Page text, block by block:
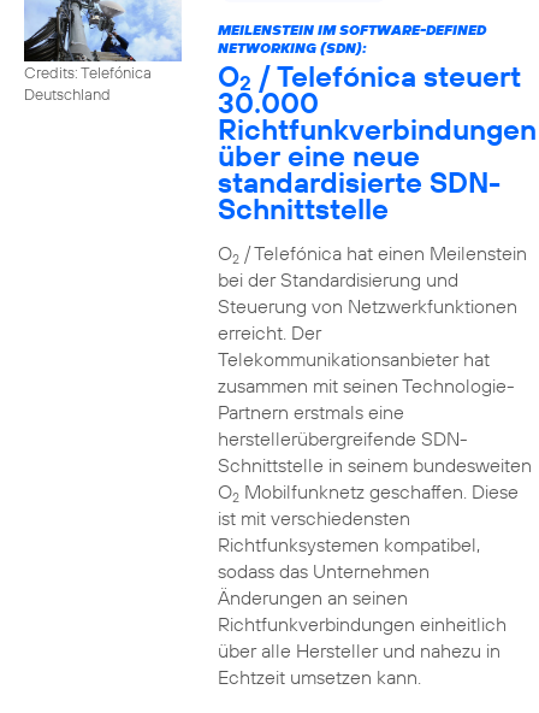
Credits: Telefónica
Deutschland
MEILENSTEIN IM SOFTWARE-DEFINED
NETWORKING (SDN):
O2 / Telefónica steuert
30.000
Richtfunkverbindungen
über eine neue
standardisierte SDN-
Schnittstelle
O2/ Telefónica hat einen Meilenstein
bei der Standardisierung und
Steuerung von Netzwerkfunktionen
erreicht. Der
Telekommunikationsanbieter hat
zusammen mit seinen Technologie-
Partnern erstmals eine
herstellerübergreifende SDN-
Schnittstelle in seinem bundesweiten
O2Mobilfunknetz geschaffen. Diese
ist mit verschiedensten
Richtfunksystemen kompatibel,
sodass das Unternehmen
Änderungen an seinen
Richtfunkverbindungen einheitlich
über alle Hersteller und nahezu in
Echtzeit umsetzen kann.